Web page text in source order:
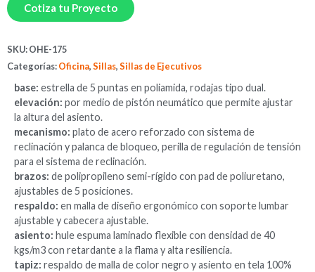
Cotiza tu Proyecto
SKU:OHE-175
Categorías:Oficina,Sillas,Sillas de Ejecutivos
base: estrella de 5 puntas en poliamida, rodajas tipo dual.
elevación: por medio de pistón neumático que permite ajustar
la altura del asiento.
mecanismo: plato de acero reforzado con sistema de
reclinación y palanca de bloqueo, perilla de regulación de tensión
para el sistema de reclinación.
brazos: de polipropileno semi-rígido con pad de poliuretano,
ajustables de 5 posiciones.
respaldo: en malla de diseño ergonómico con soporte lumbar
ajustable y cabecera ajustable.
asiento: hule espuma laminado flexible con densidad de 40
kgs/m3 con retardante a la flama y alta resiliencia.
tapiz: respaldo de malla de color negro y asiento en tela 100%